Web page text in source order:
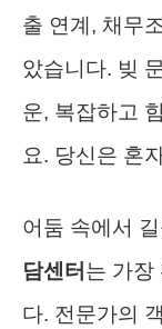
출 연계, 채무
았습니다. 빚
운, 복잡하고
요. 당신은 혼
어둠 속에서
담센터 는 가장
다. 전문가의